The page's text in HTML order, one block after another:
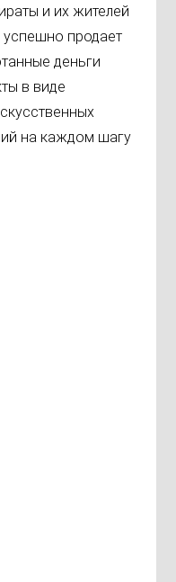
и их жителей
успешно продает
деньги
в виде
на каждом шагу